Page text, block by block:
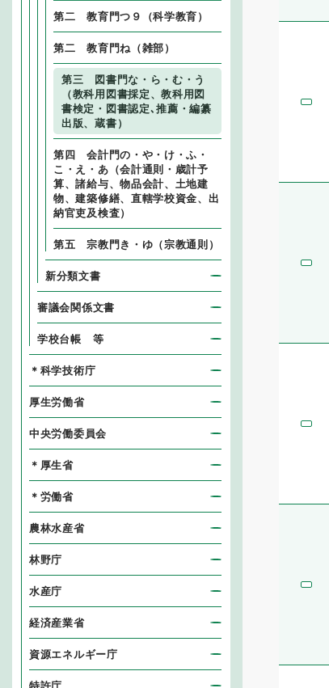
第二 教育門つ９（科学教育）
第二 教育門ね（雑部）
第三 図書門な・ら・む・う
（教科用図書採定、教科用図
書検定・図書認定､推薦・編纂
出版、蔵書）
第四 会計門の・や・け・ふ・
こ・え・あ（会計通則・歳計予
算、諸給与、物品会計、土地建
物、建築修繕、直轄学校資金、出
納官吏及検査）
第五 宗教門き・ゆ（宗教通則）
新分類文書
審議会関係文書
学校台帳 等
＊科学技術庁
厚生労働省
中央労働委員会
＊厚生省
＊労働省
農林水産省
林野庁
水産庁
経済産業省
資源エネルギー庁